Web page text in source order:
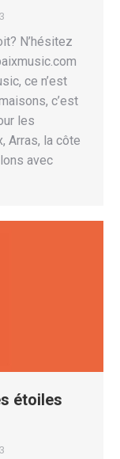
N’hésitez
ce n’est
c’est
les
Arras, la côte
avec
étoiles